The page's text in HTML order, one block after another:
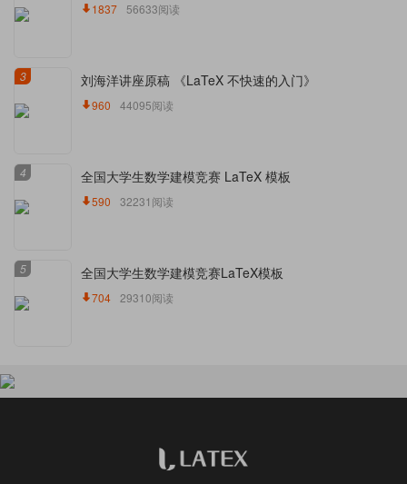
1837 56633阅读
3 刘海洋讲座原稿 《LaTeX 不快速的入门》
960 44095阅读
4 全国大学生数学建模竞赛 LaTeX 模板
590 32231阅读
5 全国大学生数学建模竞赛LaTeX模板
704 29310阅读